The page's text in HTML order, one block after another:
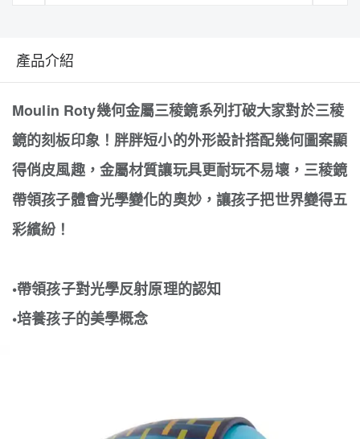
產品介紹
Moulin Roty幾何金屬三稜鏡系列打破大家對於三稜
鏡的刻板印象！胖胖短小的外形設計搭配幾何圖案顯
得俏皮風趣，金屬材質讓玩具更耐玩不易壞，三稜鏡
帶領孩子體會光學變化的奧妙，讓孩子把世界變得五
彩繽紛！
•帶領孩子對光學反射原理的認知
•培養孩子的美學概念